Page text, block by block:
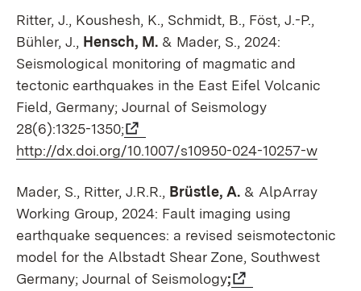
Ritter, J., Koushesh, K., Schmidt, B., Föst, J.-P.,
Bühler, J., Hensch, M. & Mader, S., 2024:
Seismological monitoring of magmatic and
tectonic earthquakes in the East Eifel Volcanic
Field, Germany; Journal of Seismology
28(6):1325-1350;
http://dx.doi.org/10.1007/s10950-024-10257-w
Mader, S., Ritter, J.R.R., Brüstle, A. & AlpArray
Working Group, 2024: Fault imaging using
earthquake sequences: a revised seismotectonic
model for the Albstadt Shear Zone, Southwest
Germany; Journal of Seismology;